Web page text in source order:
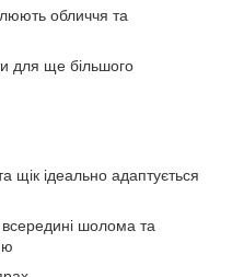
обличчя та
для ще більшого
щік ідеально адаптується
всередині шолома та